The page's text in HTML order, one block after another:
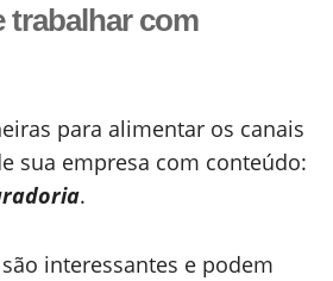
trabalhar com
para alimentar os canais
sua empresa com conteúdo:
.
interessantes e podem